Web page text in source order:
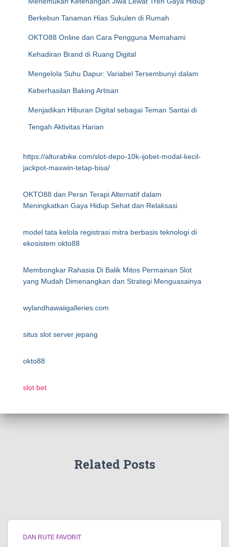
Berkebun Tanaman Hias Sukulen di Rumah
OKTO88 Online dan Cara Pengguna Memahami
Kehadiran Brand di Ruang Digital
Mengelola Suhu Dapur: Variabel Tersembunyi dalam
Keberhasilan Baking Artisan
Menjadikan Hiburan Digital sebagai Teman Santai di
Tengah Aktivitas Harian
https://alturabike.com/slot-depo-10k-ijobet-modal-kecil-
jackpot-maxwin-tetap-bisa/
OKTO88 dan Peran Terapi Alternatif dalam
Meningkatkan Gaya Hidup Sehat dan Relaksasi
model tata kelola registrasi mitra berbasis teknologi di
ekosistem okto88
Membongkar Rahasia Di Balik Mitos Permainan Slot
yang Mudah Dimenangkan dan Strategi Menguasainya
wylandhawaiigalleries.com
situs slot server jepang
okto88
slot bet
Related Posts
DAN RUTE FAVORIT